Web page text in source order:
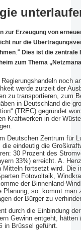
zur Erzeugung von
nur die
.“ Dies ist die zentrale
zum Thema
noch
werde zurzeit der
zu transportieren, zum
in Deutschland die
(TREC) gegründet
Kraftwerken in der
Deutschen Zentrum für
eindeutig die
30 Prozent des
33%) erreicht. A.
fortsetzt wird.
Fotovoltaik,
der Binnenland-
Planung, so „kommt
der Bürger zu
durch die Einbindung
Gewinn entgeht,
in Brüssel geführt.